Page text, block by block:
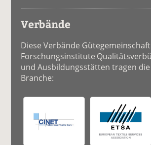
Verbände
Diese Verbände
Forschungsinstitute
und Ausbildungsstätten tragen die
Branche: